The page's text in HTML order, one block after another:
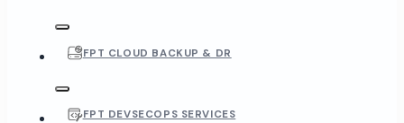
FPT CLOUD BACKUP & DR
FPT DEVSECOPS SERVICES